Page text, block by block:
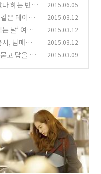
하는 반전
2015.06.05
은 데이트
2015.03.12
날’ 여주
2015.03.12
서, 남매로
2015.03.12
고 답을 구
2015.03.09